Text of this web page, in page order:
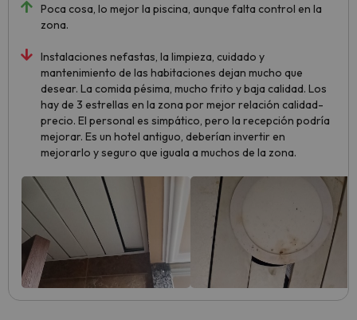
Poca cosa, lo mejor la piscina, aunque falta control en la
zona.
Instalaciones nefastas, la limpieza, cuidado y
mantenimiento de las habitaciones dejan mucho que
desear. La comida pésima, mucho frito y baja calidad. Los
hay de 3 estrellas en la zona por mejor relación calidad-
precio. El personal es simpático, pero la recepción podría
mejorar. Es un hotel antiguo, deberían invertir en
mejorarlo y seguro que iguala a muchos de la zona.